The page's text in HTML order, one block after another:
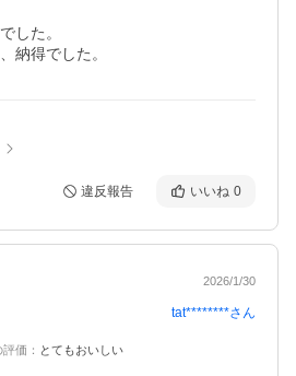
した。
納得でした。
違反報告 いいね 0
2026/1/30
tat********さん
評価 ： とてもおいしい